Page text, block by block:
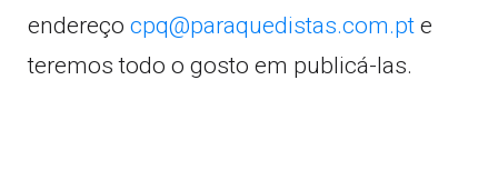
endereço cpq@paraquedistas.com.pt e
teremos todo o gosto em publicá-las.